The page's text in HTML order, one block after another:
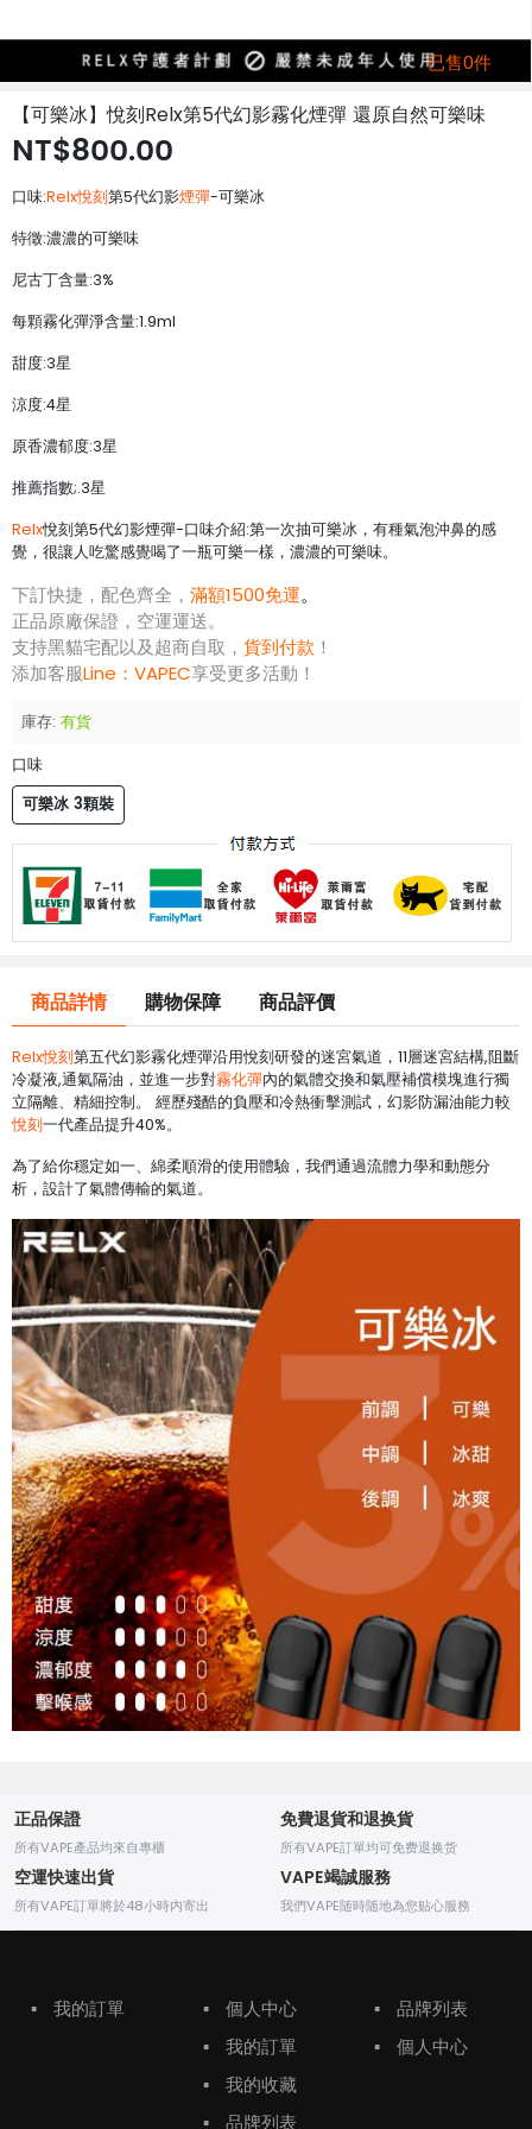
已售0件
【可樂冰】悅刻Relx第5代幻影霧化煙彈 還原自然可樂味
NT$800.00
口味:Relx悅刻第5代幻影煙彈-可樂冰
特徵:濃濃的可樂味
尼古丁含量:3%
每顆霧化彈淨含量:1.9ml
甜度:3星
涼度:4星
原香濃郁度:3星
推薦指數;.3星
Relx悅刻第5代幻影煙彈-口味介紹:第一次抽可樂冰，有種氣泡沖鼻的感
覺，很讓人吃驚感覺喝了一瓶可樂一樣，濃濃的可樂味。
下訂快捷，配色齊全， 滿額1500免運。
正品原廠保證，空運運送。
支持黑貓宅配以及超商自取， 貨到付款 ！
添加客服Line： VAPEC享受更多活動！
庫存: 有貨
口味
可樂冰 3顆裝
商品詳情 購物保障 商品評價
Relx悅刻第五代幻影霧化煙彈沿用悅刻研發的迷宮氣道，11層迷宮結構,阻斷
冷凝液,通氣隔油，並進一步對霧化彈內的氣體交換和氣壓補償模塊進行獨
立隔離、精細控制。 經歷殘酷的負壓和冷熱衝擊測試，幻影防漏油能力較
悅刻一代產品提升40%。
為了給你穩定如一、綿柔順滑的使用體驗，我們通過流體力學和動態分
析，設計了氣體傳輸的氣道。
正品保證
所有VAPE產品均來自專櫃
免費退貨和退换貨
所有VAPE訂單均可免费退换货
空運快速出貨
所有VAPE訂單將於48小時内寄出
VAPE竭誠服務
我們VAPE随時随地為您贴心服務
▪ 我的訂單 ▪
個人中心
▪
我的訂單
▪
我的收藏
▪
品牌列表
▪
品牌列表
▪
個人中心